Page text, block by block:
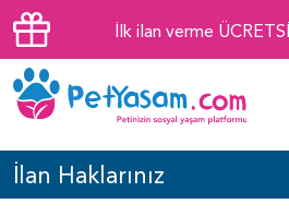
İlk ilan verme
İlan Haklarınız